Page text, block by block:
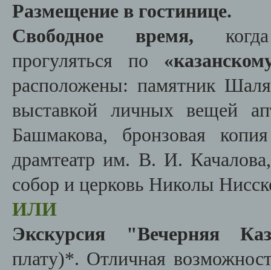
Размещение в гостинице.
Свободное время,
прогуляться
по
расположены: памятник
выставкой личных вещей
Башмакова, бронзовая
драмтеатр им. В. И.
собор и церковь Николы
ИЛИ
Экскурсия "Вечерняя
плату)*. Отличная